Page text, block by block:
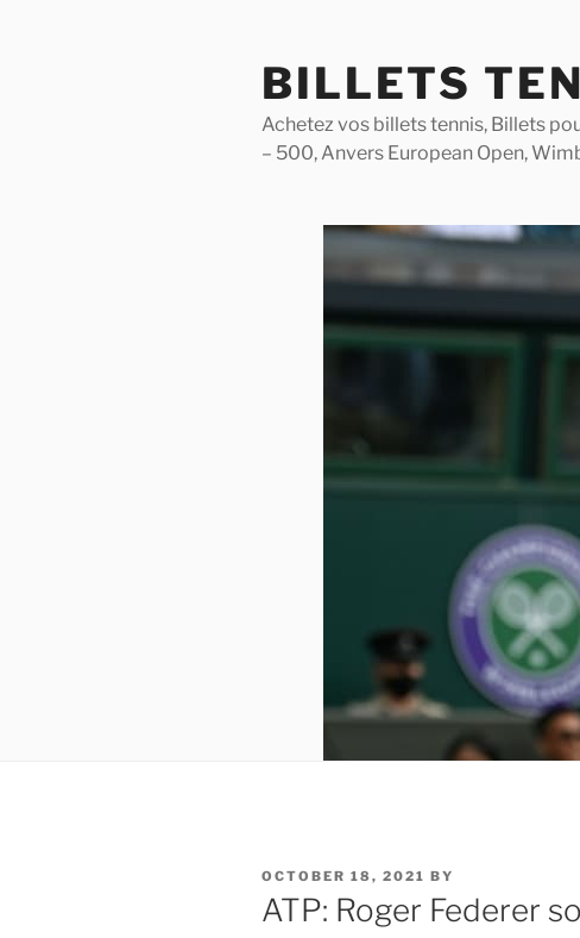
BILLETS
Achetez vos billets tennis, Billets
– 500, Anvers European Open,
POSTED
ON
OCTOBER 18, 2021 BY
ATP: Roger Federer